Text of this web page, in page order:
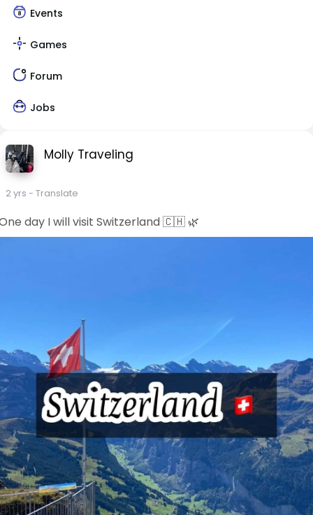
Events
Games
Forum
Jobs
Molly Traveling
2 yrs - Translate
day I will visit Switzerland 🇨🇭 🌿